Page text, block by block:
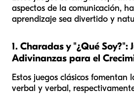
aspectos de la comunicación,
aprendizaje sea divertido y
1. Charadas y "¿Qué Soy?":
Adivinanzas para el
Estos juegos clásicos fomentan
verbal y verbal,